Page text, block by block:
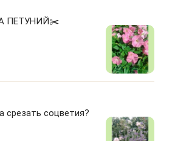
ПЕТУНИЙ✂️
соцветия?